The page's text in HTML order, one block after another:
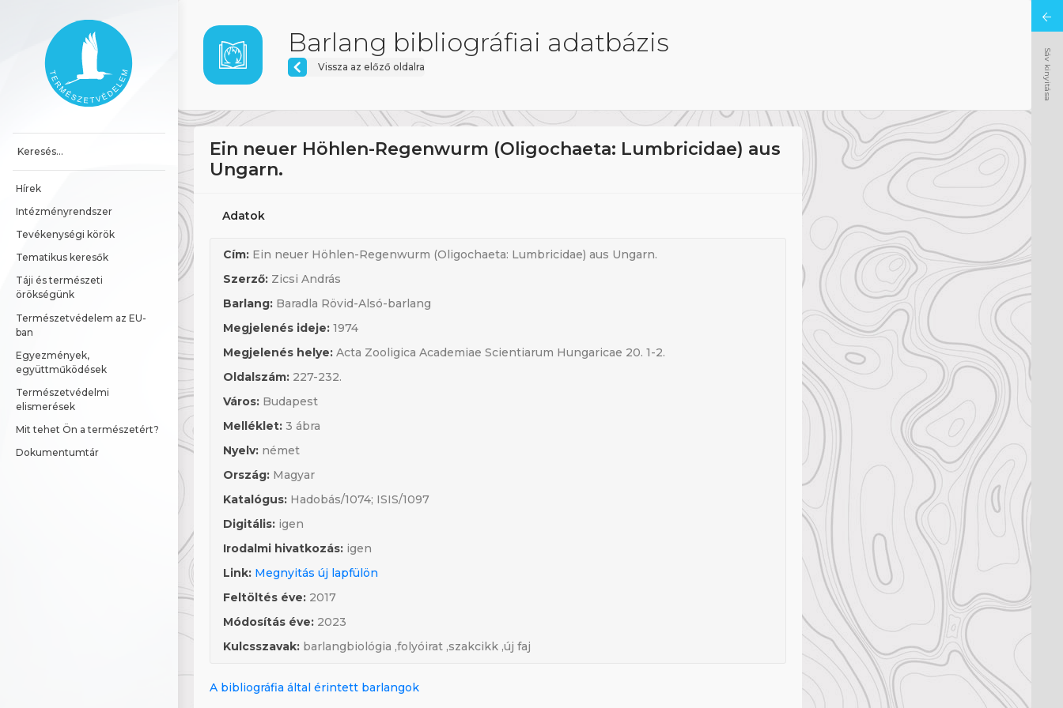
Főoldal
Hírek
Intézményrendszer
Tevékenységi körök
Tematikus keresők
Táji és természeti
örökségünk
Természetvédelem az EU-
ban
Egyezmények,
együttműködések
Természetvédelmi
elismerések
Mit tehet Ön a természetért?
Dokumentumtár
Barlang bibliográfiai adatbázis
Vissza az előző oldalra
Ein neuer Höhlen-Regenwurm (Oligochaeta: Lumbricidae) aus
Ungarn.
Adatok
Cím: Ein neuer Höhlen-Regenwurm (Oligochaeta: Lumbricidae) aus Ungarn.
Szerző: Zicsi András
Barlang: Baradla Rövid-Alsó-barlang
Megjelenés ideje: 1974
Megjelenés helye: Acta Zooligica Academiae Scientiarum Hungaricae 20. 1-2.
Oldalszám: 227-232.
Város: Budapest
Melléklet: 3 ábra
Nyelv: német
Ország: Magyar
Katalógus: Hadobás/1074; ISIS/1097
Digitális: igen
Irodalmi hivatkozás: igen
Link: Megnyitás új lapfülön
Feltöltés éve: 2017
Módosítás éve: 2023
Kulcsszavak: barlangbiológia ,folyóirat ,szakcikk ,új faj
A bibliográfia által érintett barlangok
Sáv kinyitása